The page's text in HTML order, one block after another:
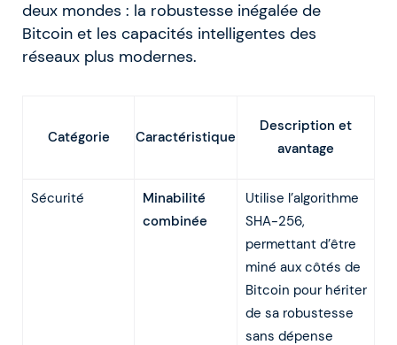
deux mondes : la robustesse inégalée de
Bitcoin et les capacités intelligentes des
réseaux plus modernes.
Catégorie Caractéristique
Description et
avantage
Sécurité
Minabilité
combinée
Utilise l’algorithme
SHA-256,
permettant d’être
miné aux côtés de
Bitcoin pour hériter
de sa robustesse
sans dépense